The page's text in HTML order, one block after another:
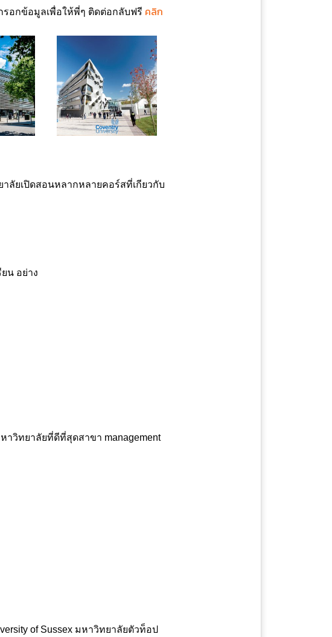
รอกข้อมูลเพื่อให้พี่ๆ ติดต่อกลับฟรี คลิก
าลัยเปิดสอนหลากหลายคอร์สที่เกียวกับ
น อย่าง
าวิทยาลัยที่ดีที่สุดสาขา management
of Sussex มหาวิทยาลัยตัวท็อป